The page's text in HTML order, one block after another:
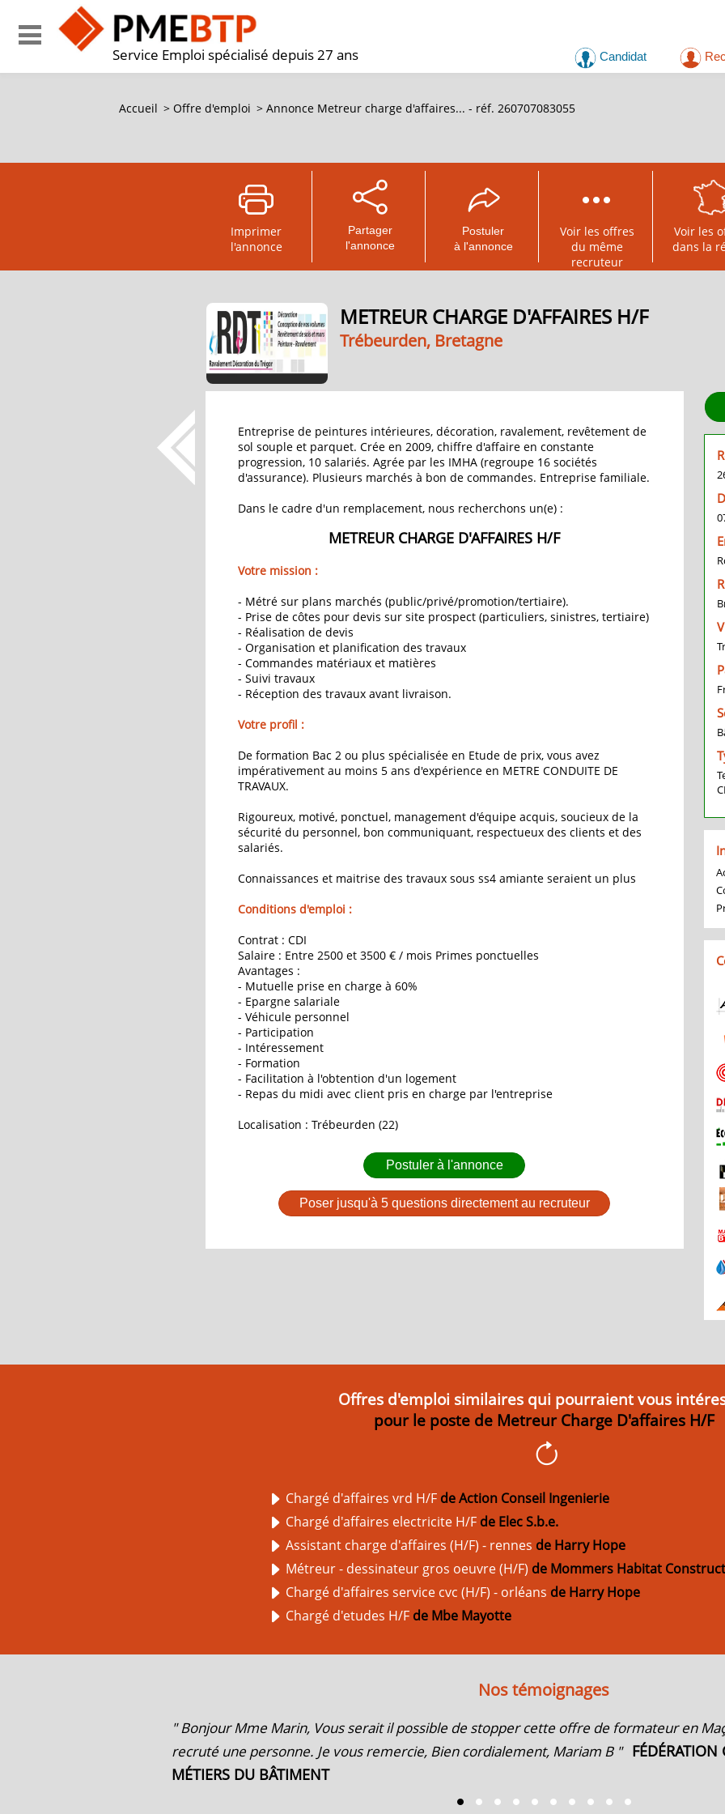
Service Emploi spécialisé depuis 27 ans Candidat
Accueil > Offre d'emploi > Annonce Metreur charge d'affaires... - réf. 260707083055
Imprimer
l'annonce
Partager
l'annonce
Postuler
à l'annonce
Voir les offres
du même
recruteur
Voir les
dans la
METREUR CHARGE D'AFFAIRES H/F
Trébeurden, Bretagne
Entreprise de peintures intérieures, décoration, ravalement, revêtement de
sol souple et parquet. Crée en 2009, chiffre d'affaire en constante
progression, 10 salariés. Agrée par les IMHA (regroupe 16 sociétés
d'assurance). Plusieurs marchés à bon de commandes. Entreprise familiale.
Dans le cadre d'un remplacement, nous recherchons un(e) :
METREUR CHARGE D'AFFAIRES H/F
Votre mission :
- Métré sur plans marchés (public/privé/promotion/tertiaire).
- Prise de côtes pour devis sur site prospect (particuliers, sinistres, tertiaire)
- Réalisation de devis
- Organisation et planification des travaux
- Commandes matériaux et matières
- Suivi travaux
- Réception des travaux avant livraison.
Votre profil :
De formation Bac 2 ou plus spécialisée en Etude de prix, vous avez
impérativement au moins 5 ans d'expérience en METRE CONDUITE DE
TRAVAUX.
Rigoureux, motivé, ponctuel, management d'équipe acquis, soucieux de la
sécurité du personnel, bon communiquant, respectueux des clients et des
salariés.
Connaissances et maitrise des travaux sous ss4 amiante seraient un plus
Conditions d'emploi :
Contrat : CDI
Salaire : Entre 2500 et 3500 € / mois Primes ponctuelles
Avantages :
- Mutuelle prise en charge à 60%
- Epargne salariale
- Véhicule personnel
- Participation
- Intéressement
- Formation
- Facilitation à l'obtention d'un logement
- Repas du midi avec client pris en charge par l'entreprise
Localisation : Trébeurden (22)
Postuler à l'annonce
Poser jusqu'à 5 questions directement au recruteur
Offres d'emploi similaires qui pourraient vous
pour le poste de Metreur Charge D'affaires H/F
Chargé d'affaires vrd H/F de Action Conseil Ingenierie
Chargé d'affaires electricite H/F de Elec S.b.e.
Assistant charge d'affaires (H/F) - rennes de Harry Hope
Métreur - dessinateur gros oeuvre (H/F) de Mommers Habitat
Chargé d'affaires service cvc (H/F) - orléans de Harry Hope
Chargé d'etudes H/F de Mbe Mayotte
Nos témoignages
" Bonjour Mme Marin, Vous serait il possible de stopper cette offre de formateur en
recruté une personne. Je vous remercie, Bien cordialement, Mariam B "
MÉTIERS DU BÂTIMENT